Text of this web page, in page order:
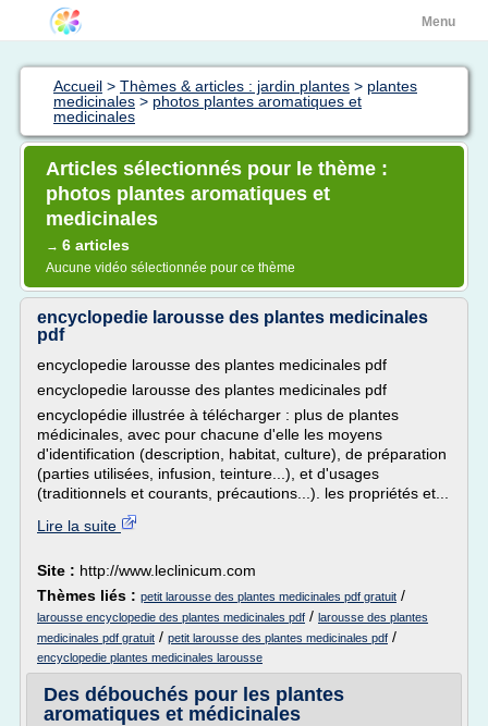
Menu
Accueil > Thèmes & articles : jardin plantes > plantes
medicinales > photos plantes aromatiques et
medicinales
Articles sélectionnés pour le thème :
photos plantes aromatiques et
medicinales
→ 6 articles
Aucune vidéo sélectionnée pour ce thème
encyclopedie larousse des plantes medicinales
pdf
encyclopedie larousse des plantes medicinales pdf
encyclopedie larousse des plantes medicinales pdf
encyclopédie illustrée à télécharger : plus de plantes
médicinales, avec pour chacune d'elle les moyens
d'identification (description, habitat, culture), de préparation
(parties utilisées, infusion, teinture...), et d'usages
(traditionnels et courants, précautions...). les propriétés et...
Lire la suite
Site : http://www.leclinicum.com
Thèmes liés : petit larousse des plantes medicinales pdf gratuit /
larousse encyclopedie des plantes medicinales pdf / larousse des plantes
medicinales pdf gratuit / petit larousse des plantes medicinales pdf /
encyclopedie plantes medicinales larousse
Des débouchés pour les plantes
aromatiques et médicinales